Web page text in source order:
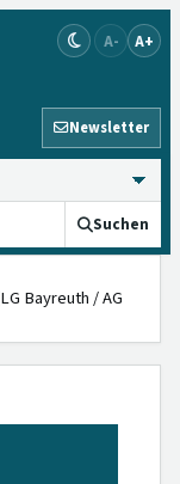
A- A+
Newsletter
Suchen
Bayreuth / AG